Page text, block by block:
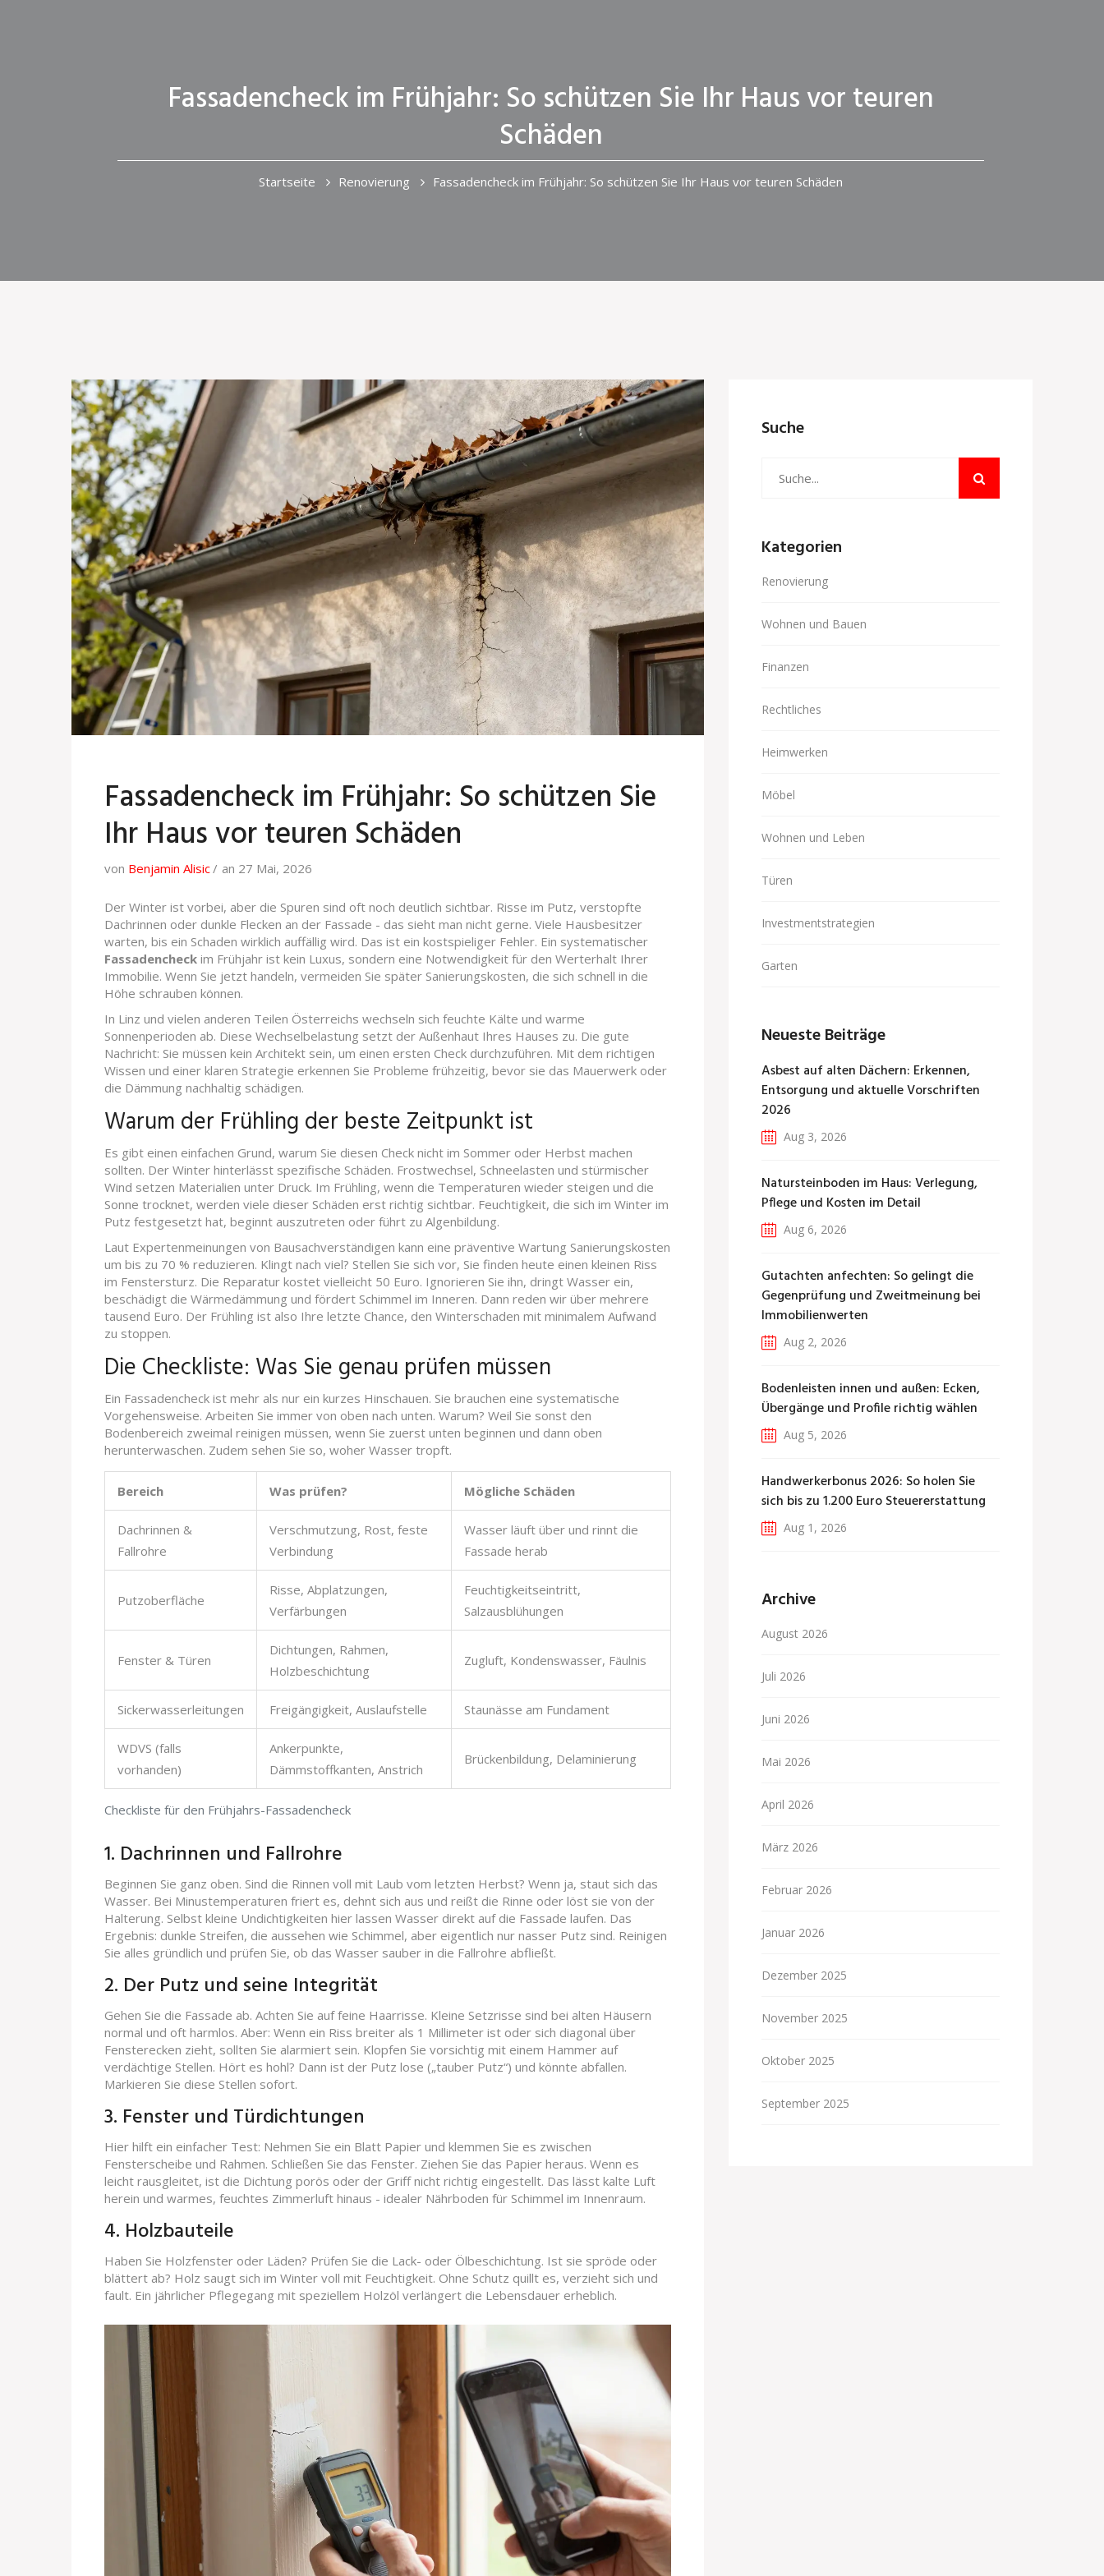
Fassadencheck im Frühjahr: So schützen Sie Ihr Haus vor teuren
Schäden
Startseite Renovierung Fassadencheck im Frühjahr: So schützen Sie Ihr Haus vor teuren Schäden
Fassadencheck im Frühjahr: So schützen Sie
Ihr Haus vor teuren Schäden
von Benjamin Alisic an 27 Mai, 2026
Der Winter ist vorbei, aber die Spuren sind oft noch deutlich sichtbar. Risse im Putz, verstopfte
Dachrinnen oder dunkle Flecken an der Fassade - das sieht man nicht gerne. Viele Hausbesitzer
warten, bis ein Schaden wirklich auffällig wird. Das ist ein kostspieliger Fehler. Ein systematischer
Fassadencheck im Frühjahr ist kein Luxus, sondern eine Notwendigkeit für den Werterhalt Ihrer
Immobilie. Wenn Sie jetzt handeln, vermeiden Sie später Sanierungskosten, die sich schnell in die
Höhe schrauben können.
In Linz und vielen anderen Teilen Österreichs wechseln sich feuchte Kälte und warme
Sonnenperioden ab. Diese Wechselbelastung setzt der Außenhaut Ihres Hauses zu. Die gute
Nachricht: Sie müssen kein Architekt sein, um einen ersten Check durchzuführen. Mit dem richtigen
Wissen und einer klaren Strategie erkennen Sie Probleme frühzeitig, bevor sie das Mauerwerk oder
die Dämmung nachhaltig schädigen.
Warum der Frühling der beste Zeitpunkt ist
Es gibt einen einfachen Grund, warum Sie diesen Check nicht im Sommer oder Herbst machen
sollten. Der Winter hinterlässt spezifische Schäden. Frostwechsel, Schneelasten und stürmischer
Wind setzen Materialien unter Druck. Im Frühling, wenn die Temperaturen wieder steigen und die
Sonne trocknet, werden viele dieser Schäden erst richtig sichtbar. Feuchtigkeit, die sich im Winter im
Putz festgesetzt hat, beginnt auszutreten oder führt zu Algenbildung.
Laut Expertenmeinungen von Bausachverständigen kann eine präventive Wartung Sanierungskosten
um bis zu 70 % reduzieren. Klingt nach viel? Stellen Sie sich vor, Sie finden heute einen kleinen Riss
im Fenstersturz. Die Reparatur kostet vielleicht 50 Euro. Ignorieren Sie ihn, dringt Wasser ein,
beschädigt die Wärmedämmung und fördert Schimmel im Inneren. Dann reden wir über mehrere
tausend Euro. Der Frühling ist also Ihre letzte Chance, den Winterschaden mit minimalem Aufwand
zu stoppen.
Die Checkliste: Was Sie genau prüfen müssen
Ein Fassadencheck ist mehr als nur ein kurzes Hinschauen. Sie brauchen eine systematische
Vorgehensweise. Arbeiten Sie immer von oben nach unten. Warum? Weil Sie sonst den
Bodenbereich zweimal reinigen müssen, wenn Sie zuerst unten beginnen und dann oben
herunterwaschen. Zudem sehen Sie so, woher Wasser tropft.
Checkliste für den Frühjahrs-Fassadencheck
Bereich Was prüfen? Mögliche Schäden
Dachrinnen &
Fallrohre
Verschmutzung, Rost, feste
Verbindung
Wasser läuft über und rinnt die
Fassade herab
Putzoberfläche
Risse, Abplatzungen,
Verfärbungen
Feuchtigkeitseintritt,
Salzausblühungen
Fenster & Türen
Dichtungen, Rahmen,
Holzbeschichtung
Zugluft, Kondenswasser, Fäulnis
Sickerwasserleitungen Freigängigkeit, Auslaufstelle Staunässe am Fundament
WDVS (falls
vorhanden)
Ankerpunkte,
Dämmstoffkanten, Anstrich
Brückenbildung, Delaminierung
1. Dachrinnen und Fallrohre
Beginnen Sie ganz oben. Sind die Rinnen voll mit Laub vom letzten Herbst? Wenn ja, staut sich das
Wasser. Bei Minustemperaturen friert es, dehnt sich aus und reißt die Rinne oder löst sie von der
Halterung. Selbst kleine Undichtigkeiten hier lassen Wasser direkt auf die Fassade laufen. Das
Ergebnis: dunkle Streifen, die aussehen wie Schimmel, aber eigentlich nur nasser Putz sind. Reinigen
Sie alles gründlich und prüfen Sie, ob das Wasser sauber in die Fallrohre abfließt.
2. Der Putz und seine Integrität
Gehen Sie die Fassade ab. Achten Sie auf feine Haarrisse. Kleine Setzrisse sind bei alten Häusern
normal und oft harmlos. Aber: Wenn ein Riss breiter als 1 Millimeter ist oder sich diagonal über
Fensterecken zieht, sollten Sie alarmiert sein. Klopfen Sie vorsichtig mit einem Hammer auf
verdächtige Stellen. Hört es hohl? Dann ist der Putz lose („tauber Putz“) und könnte abfallen.
Markieren Sie diese Stellen sofort.
3. Fenster und Türdichtungen
Hier hilft ein einfacher Test: Nehmen Sie ein Blatt Papier und klemmen Sie es zwischen
Fensterscheibe und Rahmen. Schließen Sie das Fenster. Ziehen Sie das Papier heraus. Wenn es
leicht rausgleitet, ist die Dichtung porös oder der Griff nicht richtig eingestellt. Das lässt kalte Luft
herein und warmes, feuchtes Zimmerluft hinaus - idealer Nährboden für Schimmel im Innenraum.
4. Holzbauteile
Haben Sie Holzfenster oder Läden? Prüfen Sie die Lack- oder Ölbeschichtung. Ist sie spröde oder
blättert ab? Holz saugt sich im Winter voll mit Feuchtigkeit. Ohne Schutz quillt es, verzieht sich und
fault. Ein jährlicher Pflegegang mit speziellem Holzöl verlängert die Lebensdauer erheblich.
Suche
Kategorien
Renovierung
Wohnen und Bauen
Finanzen
Rechtliches
Heimwerken
Möbel
Wohnen und Leben
Türen
Investmentstrategien
Garten
Neueste Beiträge
Asbest auf alten Dächern: Erkennen,
Entsorgung und aktuelle Vorschriften
2026
Aug 3, 2026
Natursteinboden im Haus: Verlegung,
Pflege und Kosten im Detail
Aug 6, 2026
Gutachten anfechten: So gelingt die
Gegenprüfung und Zweitmeinung bei
Immobilienwerten
Aug 2, 2026
Bodenleisten innen und außen: Ecken,
Übergänge und Profile richtig wählen
Aug 5, 2026
Handwerkerbonus 2026: So holen Sie
sich bis zu 1.200 Euro Steuererstattung
Aug 1, 2026
Archive
August 2026
Juli 2026
Juni 2026
Mai 2026
April 2026
März 2026
Februar 2026
Januar 2026
Dezember 2025
November 2025
Oktober 2025
September 2025